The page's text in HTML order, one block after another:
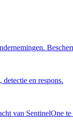
en respons.
van SentinelOne te